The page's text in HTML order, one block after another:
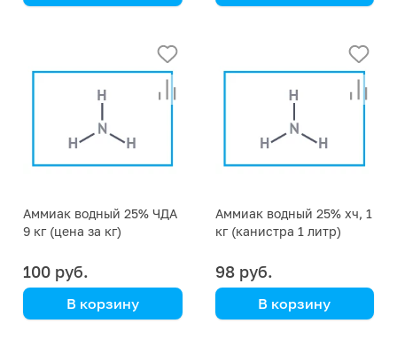
Аммиак водный 25% ЧДА
9 кг (цена за кг)
100 руб.
В корзину
Аммиак водный 25% хч, 1
кг (канистра 1 литр)
98 руб.
В корзину